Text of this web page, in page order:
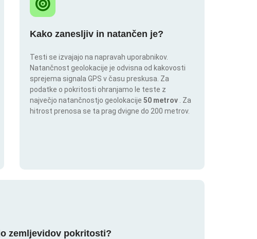
Kako zanesljiv in natančen je?
Testi se izvajajo na napravah uporabnikov.
Natančnost geolokacije je odvisna od kakovosti
sprejema signala GPS v času preskusa. Za
podatke o pokritosti ohranjamo le teste z
največjo natančnostjo geolokacije 50 metrov
. Za
hitrost prenosa se ta prag dvigne do 200 metrov.
zemljevidov pokritosti?